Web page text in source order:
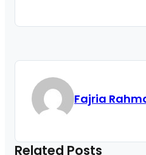
Fajria
Related Posts